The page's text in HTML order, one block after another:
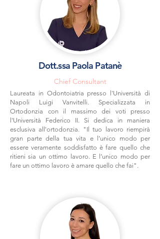
Dott.ssa Paola Patanè
Chief Consultant
Laureata in Odontoiatria presso l'Università di
Napoli Luigi Vanvitelli. Specializzata in
Ortodonzia con il massimo dei voti presso
l'Università Federico II. Si dedica in maniera
esclusiva all'ortodonzia. "Il tuo lavoro riempirà
gran parte della tua vita e l’unico modo per
essere veramente soddisfatto è fare quello che
ritieni sia un ottimo lavoro. E l’unico modo per
fare un ottimo lavoro è amare quello che fai".